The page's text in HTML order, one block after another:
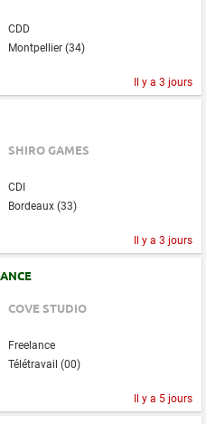
CDD
Montpellier (34)
Il y a 3 jours
SHIRO GAMES
CDI
Bordeaux (33)
Il y a 3 jours
COVE STUDIO
Freelance
Télétravail (00)
Il y a 5 jours